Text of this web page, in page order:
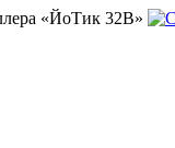
«ЙоТик 32В»